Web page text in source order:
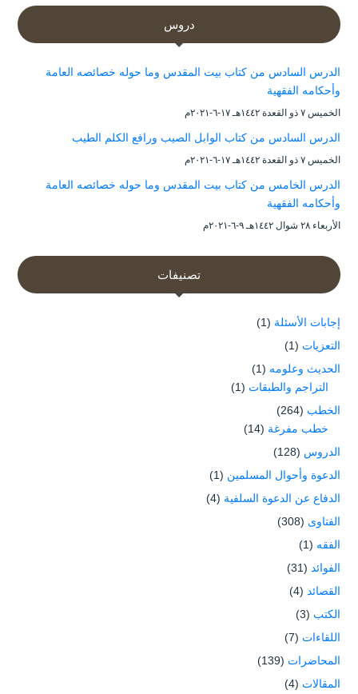
دروس
الدرس السادس من كتاب بيت المقدس وما حوله خصائصه العامة
وأحكامه الفقهية
الخميس ۷ ذو القعدة ۱٤٤۲هـ ۱۷-٦-۲۰۲۱م
الدرس السادس من كتاب الوابل الصيب ورافع الكلم الطيب
الخميس ۷ ذو القعدة ۱٤٤۲هـ ۱۷-٦-۲۰۲۱م
الدرس الخامس من كتاب بيت المقدس وما حوله خصائصه العامة
وأحكامه الفقهية
الأربعاء ۲۸ شوال ۱٤٤۲هـ ۹-٦-۲۰۲۱م
تصنيفات
إجابات الأسئلة (1)
التعزيات (1)
الحديث وعلومه (1)
التراجم والطبقات (1)
الخطب (264)
خطب مفرغة (14)
الدروس (128)
الدعوة وأحوال المسلمين (1)
الدفاع عن الدعوة السلفية (4)
الفتاوى (308)
الفقه (1)
الفوائد (31)
القصائد (4)
الكتب (3)
اللقاءات (7)
المحاضرات (139)
المقالات (4)